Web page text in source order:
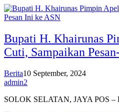
Bupati H. Khairunas
Cuti, Sampaikan
Berita10 September, 2024
admin2
SOLOK SELATAN, JAYA POS –